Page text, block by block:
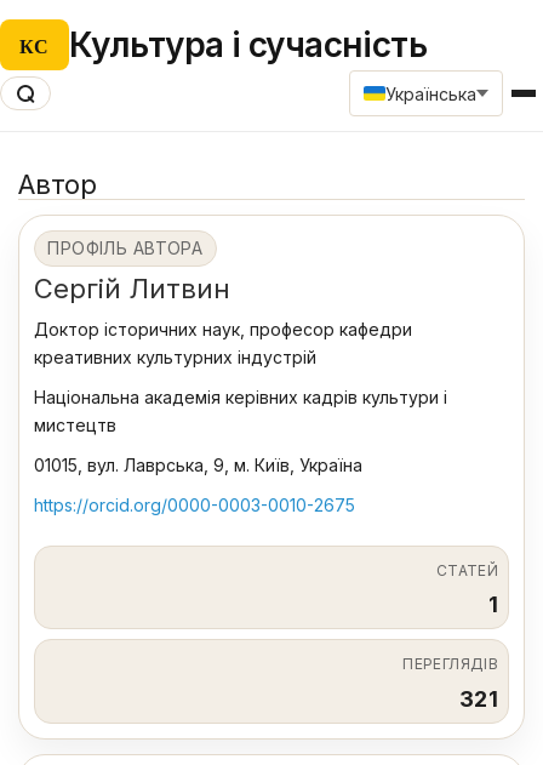
КС Культура і сучасність
Українська
Автор
ПРОФІЛЬ АВТОРА
Сергій Литвин
Доктор історичних наук, професор кафедри
креативних культурних індустрій
Національна академія керівних кадрів культури і
мистецтв
01015, вул. Лаврська, 9, м. Київ, Україна
https://orcid.org/0000-0003-0010-2675
СТАТЕЙ
1
ПЕРЕГЛЯДІВ
321